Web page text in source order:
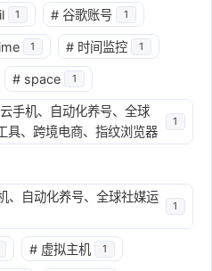
1 # 谷歌账号 1
1 # 时间监控 1
# space 1
手机、自动化养号、全球
、跨境电商、指纹浏览器
1
自动化养号、全球社媒运
1
# 虚拟主机 1